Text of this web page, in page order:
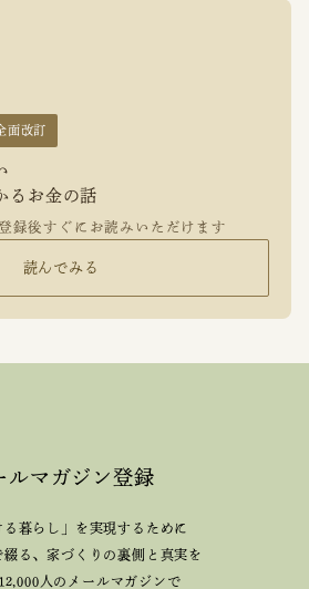
面改訂
るお金の話
録後すぐにお読みいただけます
読んでみる
ルマガジン登録
る暮らし」を実現するために
綴る、家づくりの裏側と真実を
人のメールマガジンで